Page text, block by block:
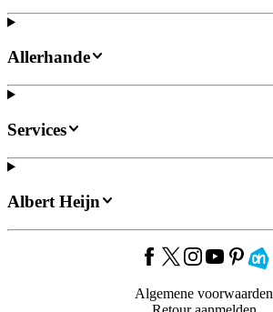
Allerhande
Services
Albert Heijn
Algemene voorwaarden